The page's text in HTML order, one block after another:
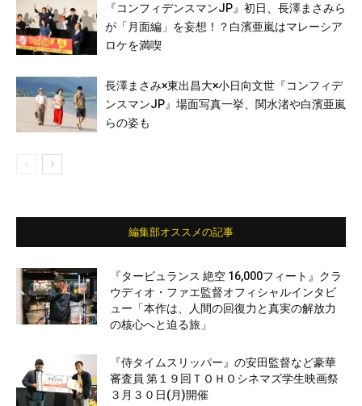
『コンフィデンスマンJP』初日、長澤まさみら
が「月面編」を妄想！？白濱亜嵐はマレーシア
ロケを満喫
長澤まさみ×東出昌大×小日向文世『コンフィデ
ンスマンJP』場面写真一挙、関水渚や白濱亜嵐
らの姿も
編集部オススメの記事
『タービュランス 絶空 16,000フィート』クラ
ウディオ・ファエ監督オフィシャルインタビ
ュー「本作は、人間の回復力と真実の解放力
の核心へと迫る旅」
『侍タイムスリッパー』の安田監督など豪華
審査員 第１９回ＴＯＨＯシネマズ学生映画祭
３月３０日(月)開催